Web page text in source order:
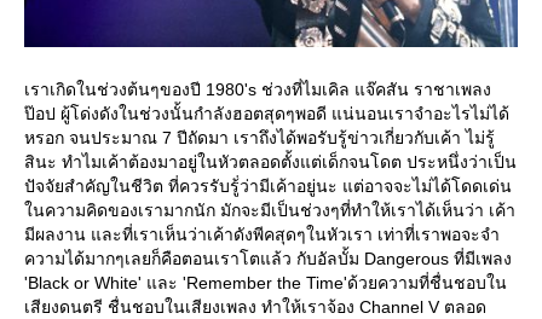
เราเกิดในช่วงต้นๆของปี 1980's ช่วงที่ไมเคิล แจ๊คสัน ราชาเพลง
ป๊อป ผู้โด่งดังในช่วงนั้นกำลังฮอตสุดๆพอดี แน่นอนเราจำอะไรไม่ได้
หรอก จนประมาณ 7 ปีถัดมา เราถึงได้พอรับรู้ข่าวเกี่ยวกับเค้า ไม่รู้
สินะ ทำไมเค้าต้องมาอยู่ในหัวตลอดตั้งแต่เด็กจนโดต ประหนึ่งว่าเป็น
ปัจจัยสำคัญในชีวิต ที่ควรรับรู้่ว่ามีเค้าอยู่นะ แต่อาจจะไม่ได้โดดเด่น
นความคิดของเรามากนัก มักจะมีเป็นช่วงๆที่ทำให้เราได้เห็นว่า เค้า
มีผลงาน และที่เราเห็นว่าเค้าดังพีคสุดๆในหัวเรา เท่าที่เราพอจะจำ
ความได้มากๆเลยก็คือตอนเราโตแล้ว กับอัลบั้ม Dangerous ที่มีเพลง
'Black or White' และ 'Remember the Time'ด้วยความที่ชื่นชอบใน
เสียงดนตรี ชื่นชอบในเสียงเพลง ทำให้เราจ้อง Channel V ตลอด